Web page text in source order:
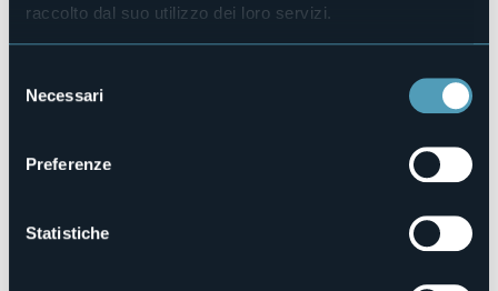
raccolto dal suo utilizzo dei loro servizi.
delNecessari
Preferenze
Statistiche
Posti letto
24
rifugiocrosta1751@gmail.com
Codice CIR